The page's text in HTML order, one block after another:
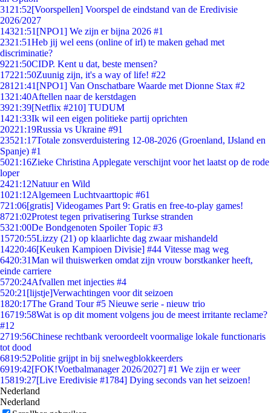
31 21:52[Voorspellen] Voorspel de eindstand van de Eredivisie
2026/2027
14321:51 [NPO1] We zijn er bijna 2026 #1
2321:51Heb jij wel eens (online of irl) te maken gehad met
discriminatie?
9221:50CIDP. Kent u dat, beste mensen?
17221:50Zuunig zijn, it's a way of life! #22
281 21:41 [NPO1] Van Onschatbare Waarde met Dionne Stax #2
1321:40Aftellen naar de kerstdagen
3921:39[Netflix #210] TUDUM
1421:33Ik wil een eigen politieke partij oprichten
20221:19Russia vs Ukraine #91
23521:17Totale zonsverduistering 12-08-2026 (Groenland, IJsland en
Spanje) #1
5021:16Zieke Christina Applegate verschijnt voor het laatst op de rode
loper
2421:12Natuur en Wild
1021:12Algemeen Luchtvaarttopic #61
721:06[gratis] Videogames Part 9: Gratis en free-to-play games!
8721:02Protest tegen privatisering Turkse stranden
5321:00De Bondgenoten Spoiler Topic #3
15720:55Lizzy (21) op klaarlichte dag zwaar mishandeld
14220:46[Keuken Kampioen Divisie] #44 Vitesse mag weg
6420:31Man wil thuiswerken omdat zijn vrouw borstkanker heeft,
einde carriere
5720:24Afvallen met injecties #4
520:21 [lijstje]Verwachtingen voor dit seizoen
1820:17The Grand Tour #5 Nieuwe serie - nieuw trio
16719:58Wat is op dit moment volgens jou de meest irritante reclame?
#12
2719:56Chinese rechtbank veroordeelt voormalige lokale functionaris
tot dood
6819:52Politie grijpt in bij snelwegblokkeerders
6919:42[FOK!Voetbalmanager 2026/2027] #1 We zijn er weer
15819:27[Live Eredivisie #1784] Dying seconds van het seizoen!
Nederland
Nederland